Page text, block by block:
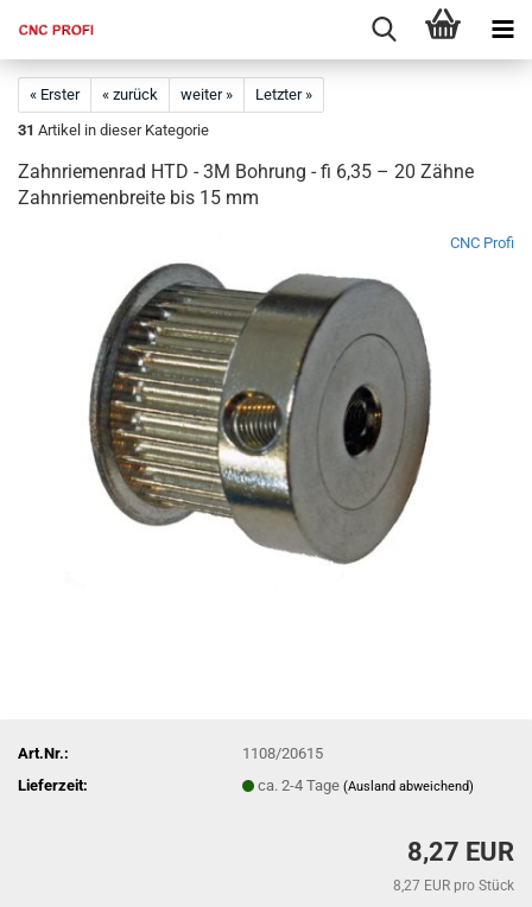
« Erster « zurück weiter »
Letzter »
31 Artikel in dieser Kategorie
Zahnriemenrad HTD - 3M Bohrung - fi 6,35 – 20 Zähne
Zahnriemenbreite bis 15 mm
CNC Profi
Art.Nr.:
1108/20615
Lieferzeit:
ca. 2-4 Tage(Ausland abweichend)
8,27 EUR
8,27 EUR pro Stück